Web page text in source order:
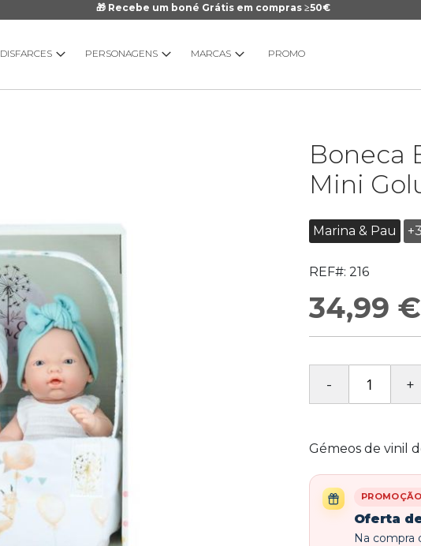
🎁 Recebe um boné Grátis em compras ≥50€
DISFARCES PERSONAGENS MARCAS PROMO
Boneca
Mini
Marina & Pau
REF#: 216
34,99 €
Gémeos de vinil
PROMOÇÃO
Oferta
Na compra
Galeria
imagens